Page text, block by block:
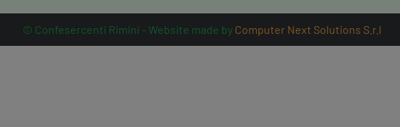
© Confesercenti Rimini - Website made by Computer Next Solutions S.r.l